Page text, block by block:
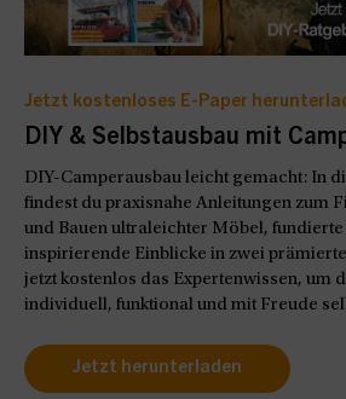
Jetzt kostenloses E-Paper
DIY & Selbstausbau mit
DIY-Camperausbau leicht gemacht: In
findest du praxisnahe Anleitungen zum
und Bauen ultraleichter Möbel,
inspirierende Einblicke in zwei
jetzt kostenlos das Expertenwissen, um
individuell, funktional und mit Freude
Jetzt herunterladen